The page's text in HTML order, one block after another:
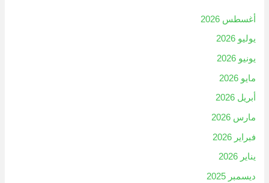
أغسطس 2026
يوليو 2026
يونيو 2026
مايو 2026
أبريل 2026
مارس 2026
فبراير 2026
يناير 2026
ديسمبر 2025